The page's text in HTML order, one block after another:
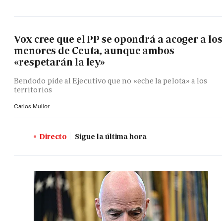
Vox cree que el PP se opondrá a acoger a los
menores de Ceuta, aunque ambos
«respetarán la ley»
Bendodo pide al Ejecutivo que no «eche la pelota» a los
territorios
Carlos Mullor
Directo Sigue la última hora